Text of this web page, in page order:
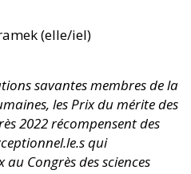
(elle/iel)
savantes membres de la
les Prix du mérite des
2022 récompensent des
qui
Congrès des sciences